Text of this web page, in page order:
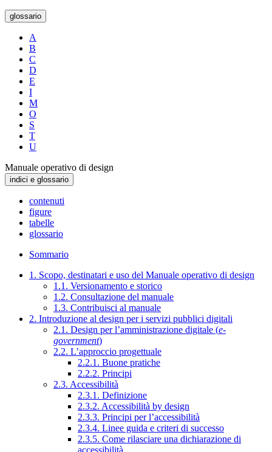
glossario
A
B
C
D
E
I
M
O
S
T
U
Manuale operativo di design
indici e glossario
contenuti
figure
tabelle
glossario
Sommario
1. Scopo, destinatari e uso del Manuale operativo di design
1.1. Versionamento e storico
1.2. Consultazione del manuale
1.3. Contribuisci al manuale
2. Introduzione al design per i servizi pubblici digitali
2.1. Design per l’amministrazione digitale (e-
government)
2.2. L’approccio progettuale
2.2.1. Buone pratiche
2.2.2. Principi
2.3. Accessibilità
2.3.1. Definizione
2.3.2. Accessibilità by design
2.3.3. Principi per l’accessibilità
2.3.4. Linee guida e criteri di successo
2.3.5. Come rilasciare una dichiarazione di
accessibilità